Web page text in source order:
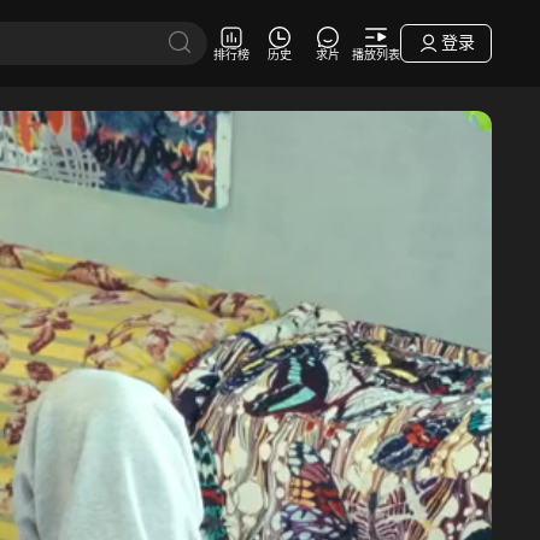
排行榜 历史 求片 播放列表
登录